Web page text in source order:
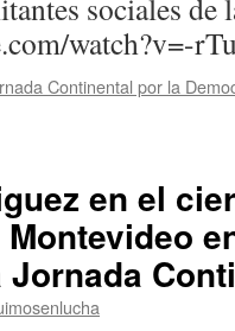
sociales de
watch?v=-
Continental por la
en el